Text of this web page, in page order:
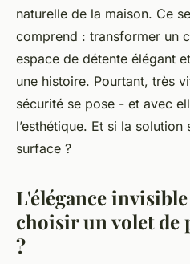
naturelle de la maison. Ce
comprend : transformer un
espace de détente élégant
une histoire. Pourtant, très
sécurité se pose - et avec
l’esthétique. Et si la
surface ?
L'élégance
choisir un volet de
?